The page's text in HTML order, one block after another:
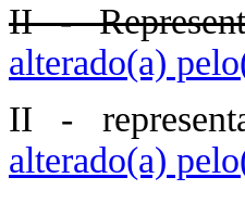
II -
alterado(a)
II -
alterado(a)